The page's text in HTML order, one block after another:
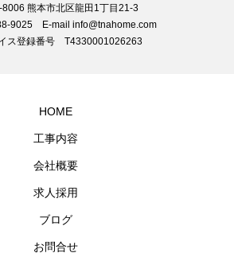
熊本市北区龍田1丁目21-3
9025 E-mail info@tnahome.com
ス登録番号 T4330001026263
HOME
工事内容
会社概要
求人採用
ブログ
お問合せ